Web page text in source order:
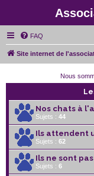
FAQ
Site internet de
Nous
Nos chats à
Sujets : 44
Ils attendent
Sujets : 62
Ils ne sont
Sujets : 6